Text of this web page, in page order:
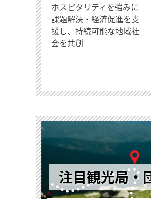
ホスピタリティを強みに
課題解決・経済促進を支
援し、持続可能な地域社
会を共創
注目観光局・